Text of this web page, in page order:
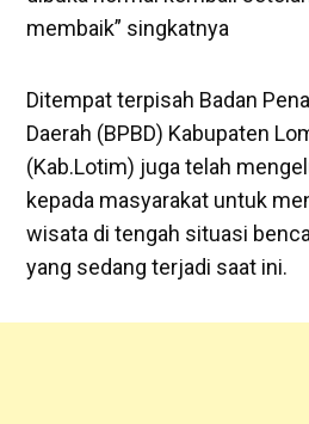
membaik” singkatnya
Ditempat terpisah Badan
Daerah (BPBD) Kabupaten
(Kab.Lotim) juga telah
kepada masyarakat untuk
wisata di tengah situasi
yang sedang terjadi saat ini.